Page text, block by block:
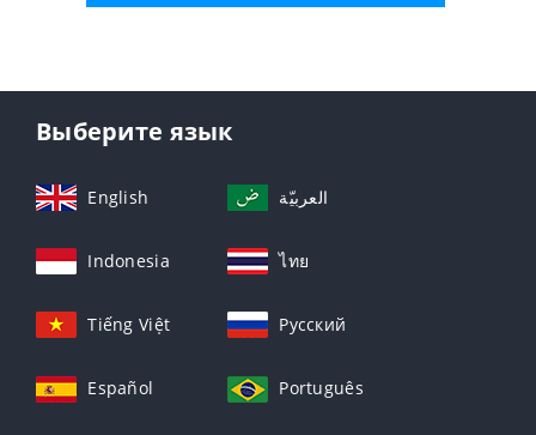
Выберите язык
English العربيّة
Indonesia ไทย
Tiếng Việt Русский
Español Português